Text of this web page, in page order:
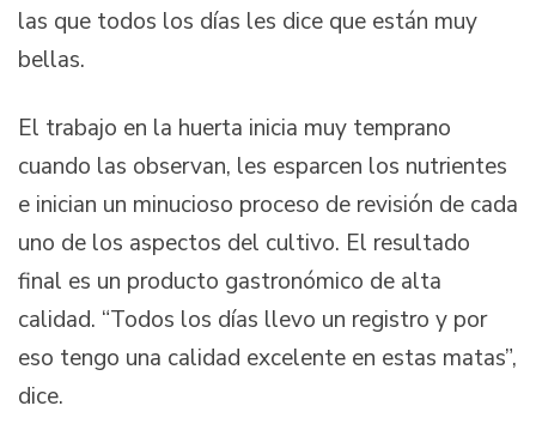
las que todos los días les dice que están muy
bellas.
El trabajo en la huerta inicia muy temprano
cuando las observan, les esparcen los nutrientes
e inician un minucioso proceso de revisión de cada
uno de los aspectos del cultivo. El resultado
final es un producto gastronómico de alta
calidad. “Todos los días llevo un registro y por
eso tengo una calidad excelente en estas matas”,
dice.